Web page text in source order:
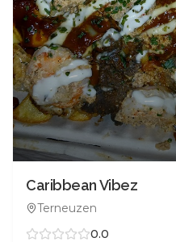
Caribbean Vibez
Terneuzen
0.0